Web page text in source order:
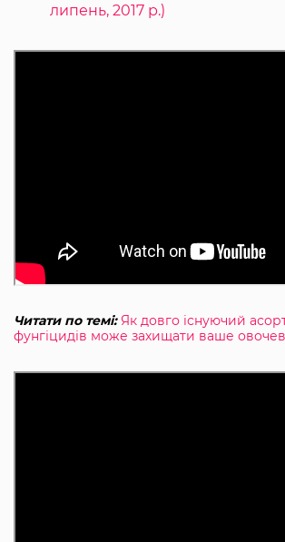
липень, 2017 р.)
Читати по темі: Як довго існуючий
фунгіцидів може захищати ваше